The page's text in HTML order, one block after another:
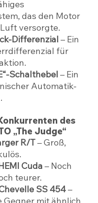
das den Motor
versorgte.
Differenzial – Ein
für
Schalthebel – Ein
Automatik-
des
„The Judge“
R/T – Groß,
Cuda – Noch
teurer.
SS 454 –